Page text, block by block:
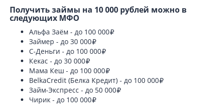
Получить займы на 10 000 рублей можно в
следующих МФО
Альфа Заём - до 100 000
Займер - до 30 000
С-Деньги - до 100 000
Кекас - до 30 000
Мама Кеш - до 100 000
BelkaCredit (Белка Кредит) - до 100 000
Займ-Экспресс - до 50 000
Чирик - до 100 000